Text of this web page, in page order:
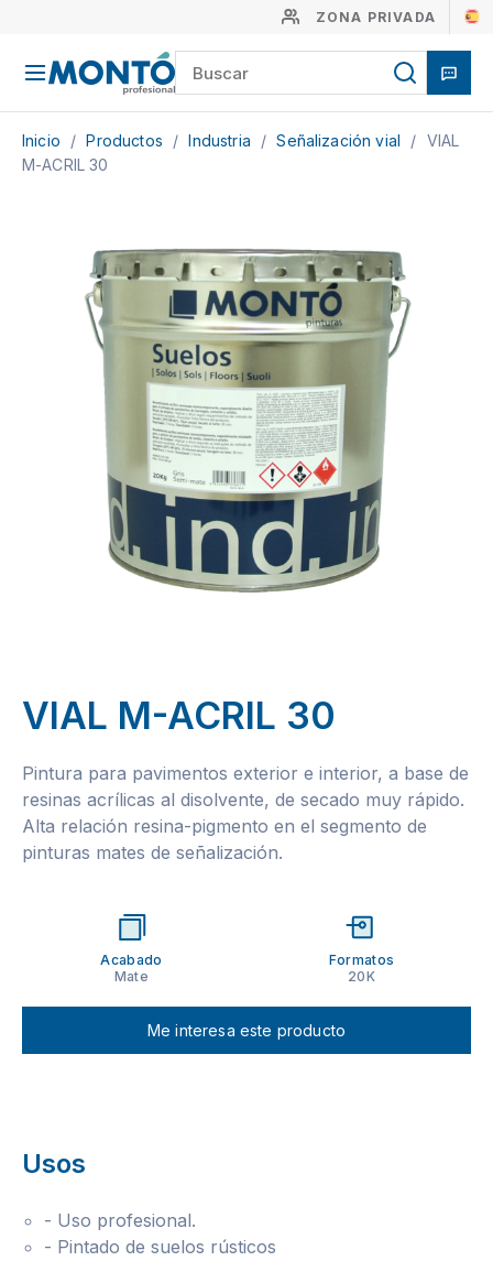
ZONA PRIVADA
Inicio / Productos / Industria / Señalización vial / VIAL
M-ACRIL 30
VIAL M-ACRIL 30
Pintura para pavimentos exterior e interior, a base de
resinas acrílicas al disolvente, de secado muy rápido.
Alta relación resina-pigmento en el segmento de
pinturas mates de señalización.
Acabado
Mate
Formatos
20K
Me interesa este producto
Usos
- Uso profesional.
- Pintado de suelos rústicos